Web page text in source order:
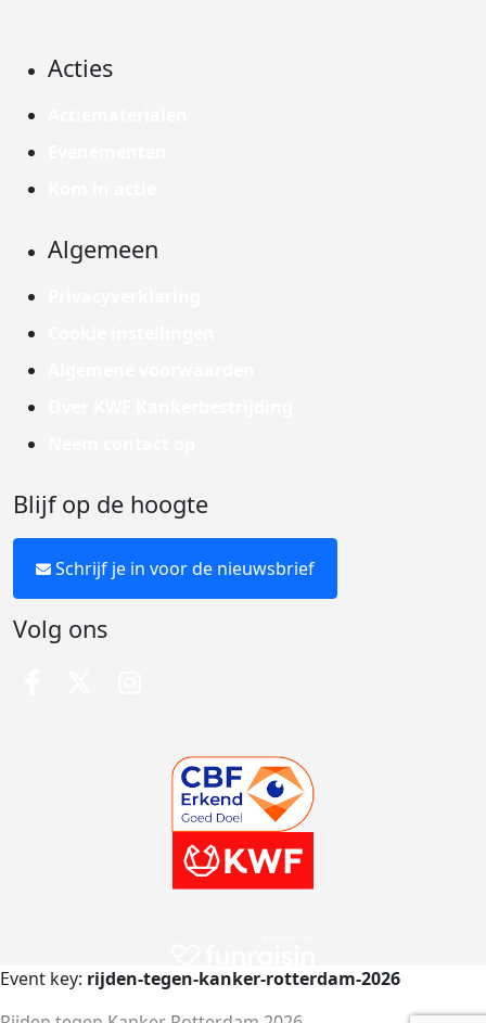
Acties
Algemeen
Blijf op de hoogte
Schrijf je in voor de nieuwsbrief
Volg ons
Event key: rijden-tegen-kanker-rotterdam-2026